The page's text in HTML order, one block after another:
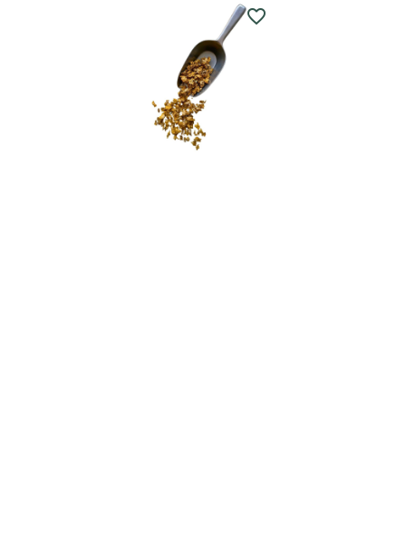
favorite_border